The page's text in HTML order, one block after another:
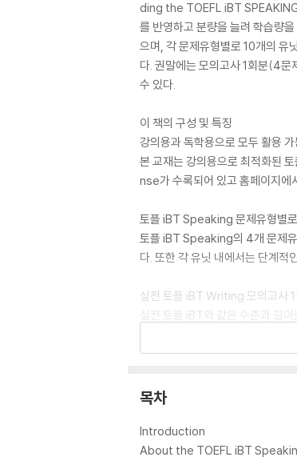
ding the TOEFL iBT
를 반영하고 분량을 늘려 학습량
으며, 각 문제유형별로 10개의 유
다. 권말에는 모의고사 1회분(4문
수 있다.
이 책의 구성 및 특징
강의용과 독학용으로 모두 활용
본 교재는 강의용으로 최적화된
nse가 수록되어 있고 홈페이지에
토플 iBT Speaking 문제유형별
토플 iBT Speaking의 4개 문제유
다. 또한 각 유닛 내에서는 단계적
실전 토플 iBT Writing 모의고사 1
실전 토플 iBT와 같은 수준과 길
MP3 파일을 무료로 이용할 수 있
목차
Introduction
About the TOEFL iBT